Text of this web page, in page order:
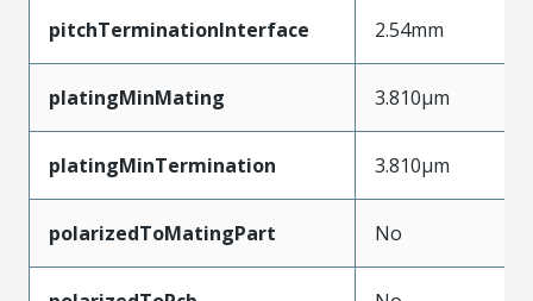
pitchTerminationInterface 2.54mm
platingMinMating 3.810µm
platingMinTermination 3.810µm
polarizedToMatingPart No